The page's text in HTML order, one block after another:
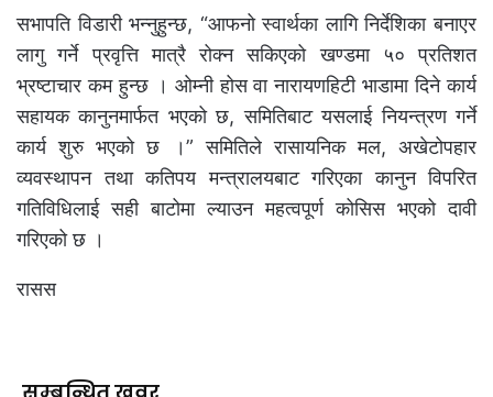
सभापति विडारी भन्नुहुन्छ, “आफनो स्वार्थका लागि निर्देशिका बनाएर
लागु गर्ने प्रवृत्ति मात्रै रोक्न सकिएको खण्डमा ५० प्रतिशत
भ्रष्टाचार कम हुन्छ । ओम्नी होस वा नारायणहिटी भाडामा दिने कार्य
सहायक कानुनमार्फत भएको छ, समितिबाट यसलाई नियन्त्रण गर्ने
कार्य शुरु भएको छ ।” समितिले रासायनिक मल, अखेटोपहार
व्यवस्थापन तथा कतिपय मन्त्रालयबाट गरिएका कानुन विपरित
गतिविधिलाई सही बाटोमा ल्याउन महत्वपूर्ण कोसिस भएको दावी
गरिएको छ ।
रासस